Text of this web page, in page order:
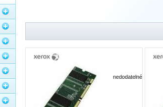
nedodatelné